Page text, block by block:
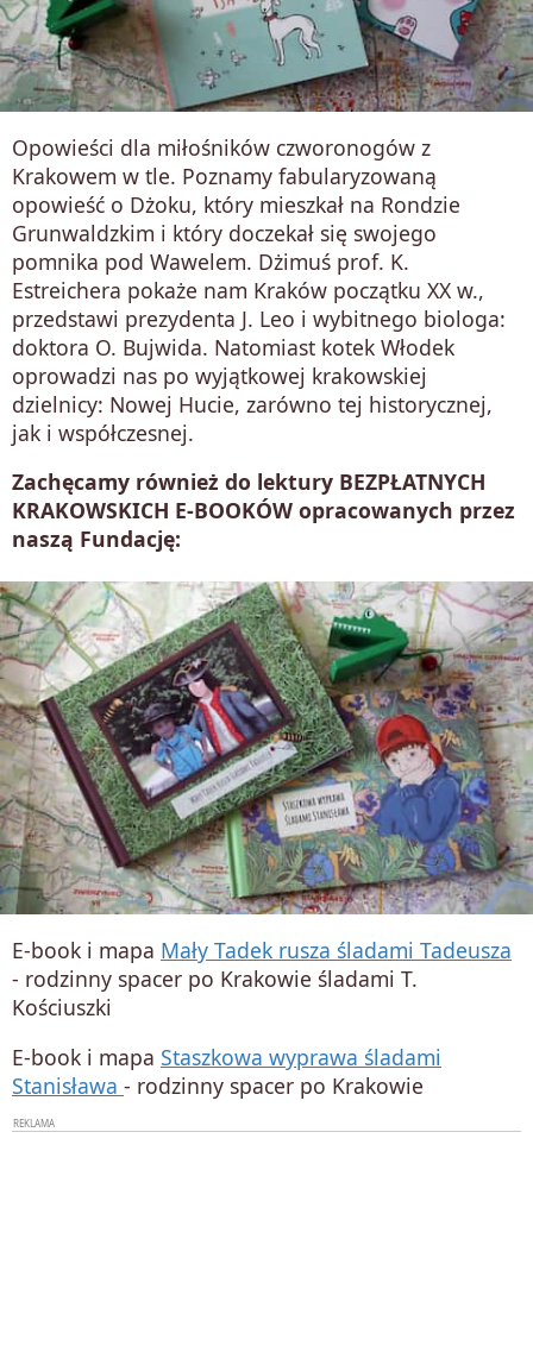
Opowieści dla miłośników czworonogów z
Krakowem w tle. Poznamy fabularyzowaną
opowieść o Dżoku, który mieszkał na Rondzie
Grunwaldzkim i który doczekał się swojego
pomnika pod Wawelem. Dżimuś prof. K.
Estreichera pokaże nam Kraków początku XX w.,
przedstawi prezydenta J. Leo i wybitnego biologa:
doktora O. Bujwida. Natomiast kotek Włodek
oprowadzi nas po wyjątkowej krakowskiej
dzielnicy: Nowej Hucie, zarówno tej historycznej,
jak i współczesnej.
Zachęcamy również do lektury BEZPŁATNYCH
KRAKOWSKICH E-BOOKÓW opracowanych przez
naszą Fundację:
E-book i mapa Mały Tadek rusza śladami Tadeusza
- rodzinny spacer po Krakowie śladami T.
Kościuszki
E-book i mapa Staszkowa wyprawa śladami
Stanisława - rodzinny spacer po Krakowie